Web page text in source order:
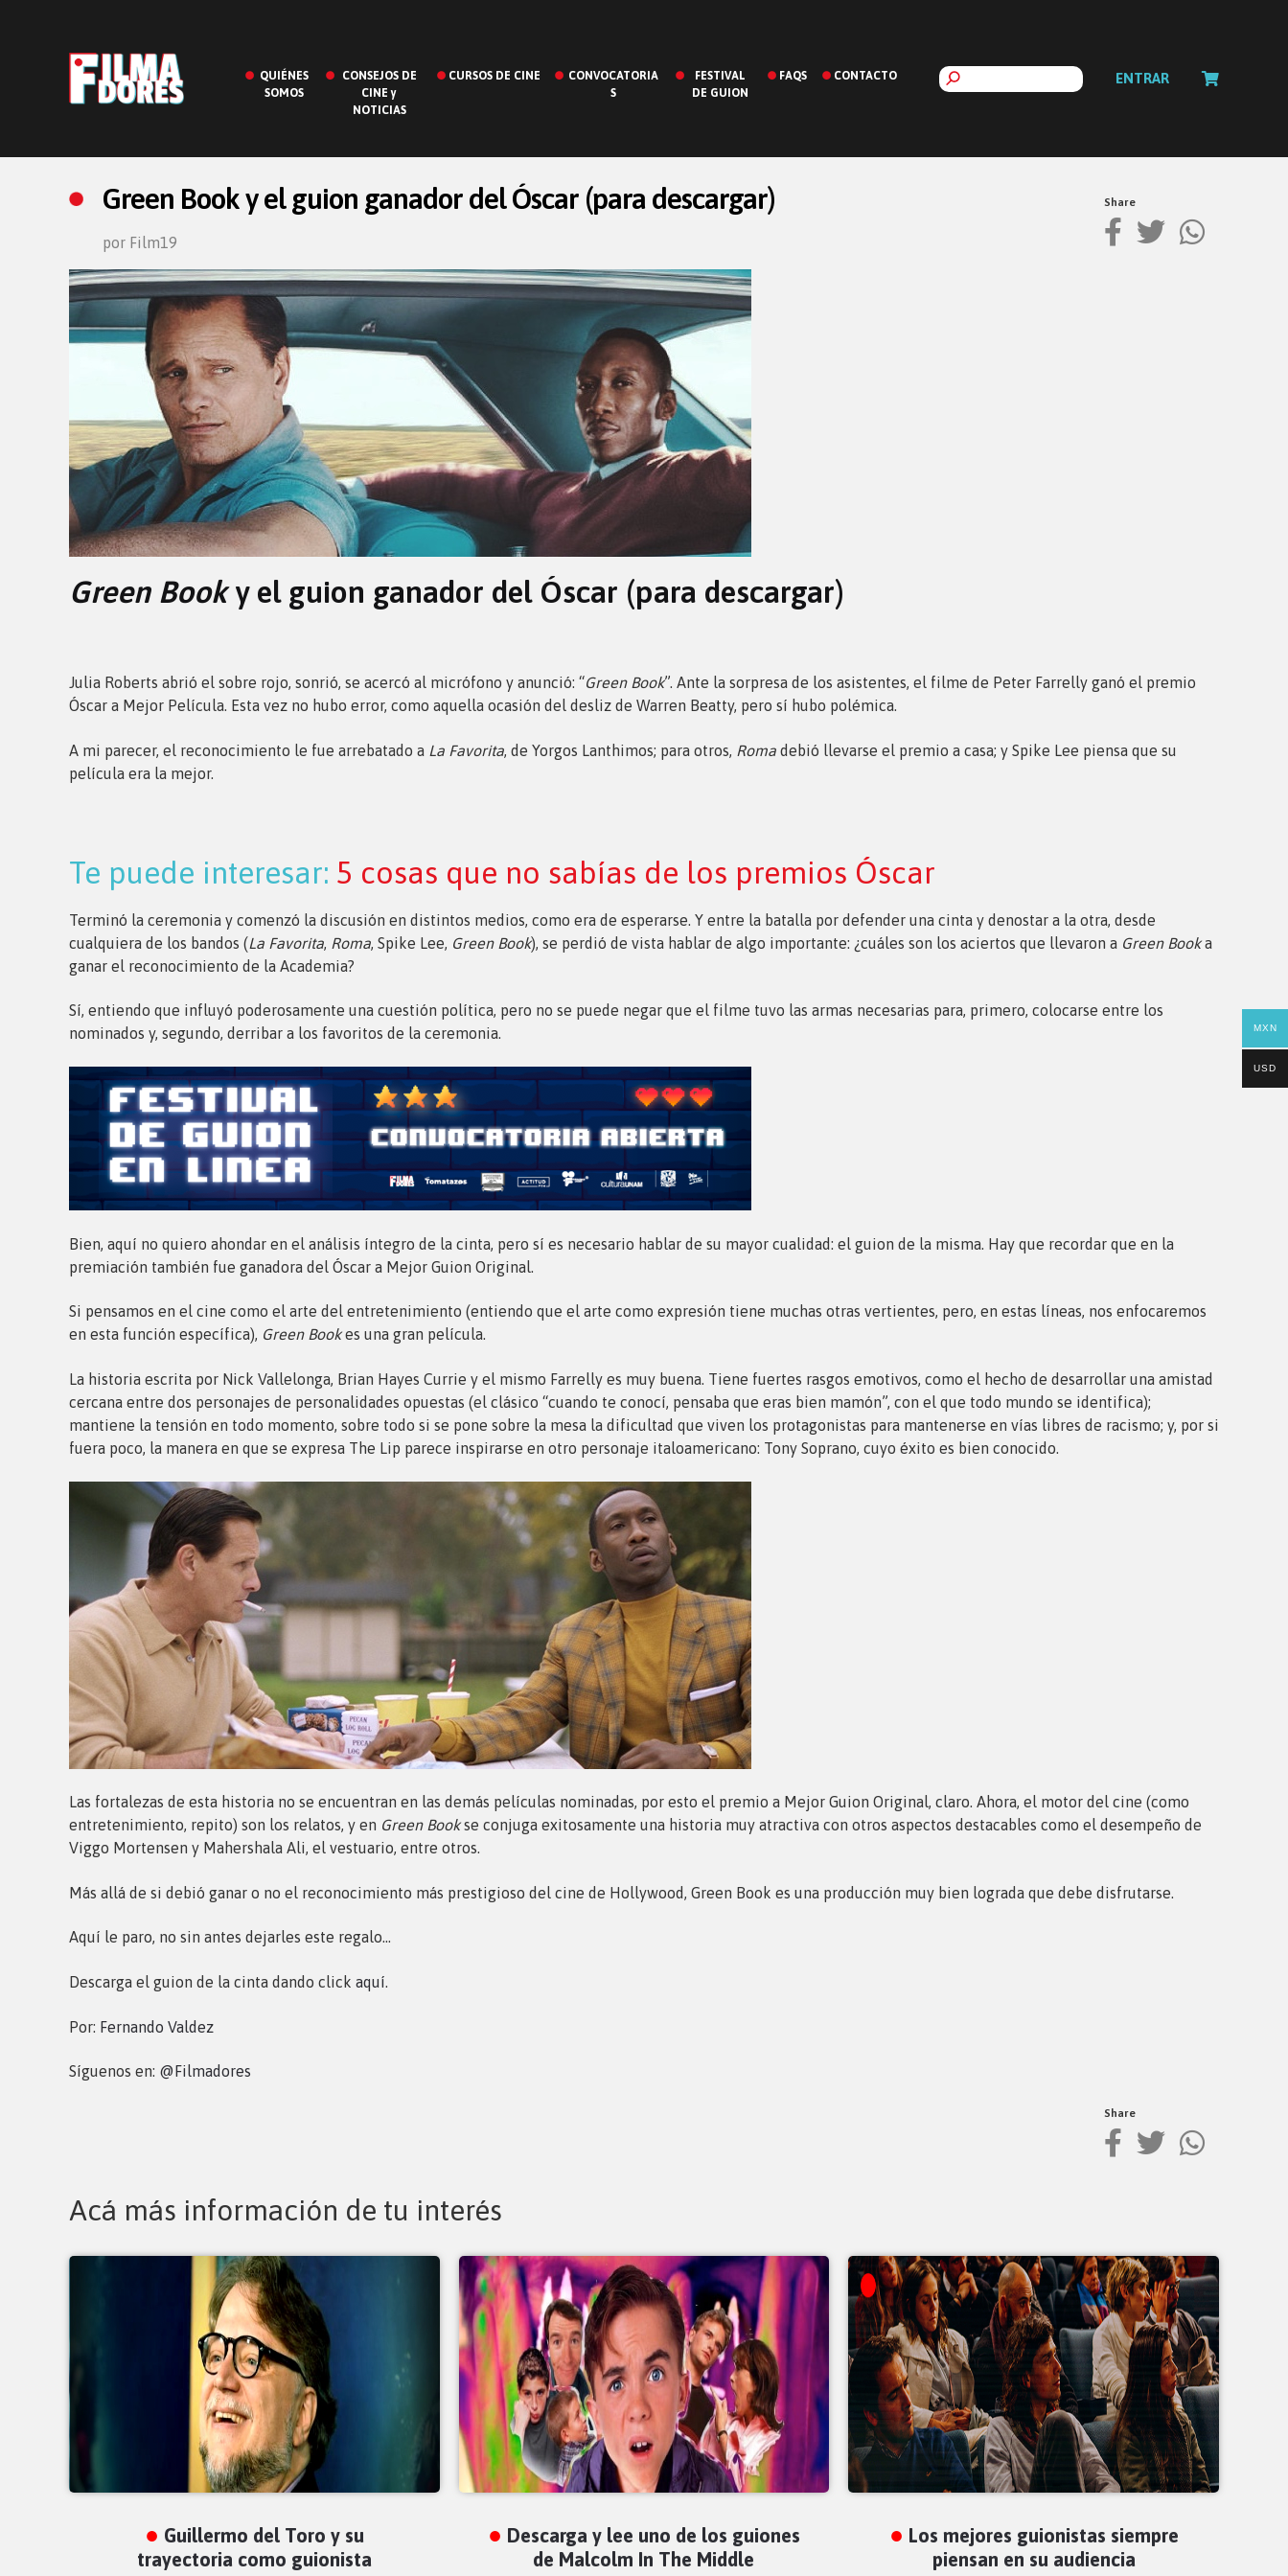
QUIÉNES
SOMOS
CONSEJOS DE
CINE y
NOTICIAS
CURSOS DE CINE
CONVOCATORIA
S
FESTIVAL
DE GUION
FAQS CONTACTO ENTRAR
Green Book y el guion ganador del Óscar (para descargar)
por Film19
Share
Green Booky el guion ganador del Óscar (para descargar)
Julia Roberts abrió el sobre rojo, sonrió, se acercó al micrófono y anunció: “Green Book”. Ante la sorpresa de los asistentes, el filme de Peter Farrelly ganó el premio
Óscar a Mejor Película. Esta vez no hubo error, como aquella ocasión del desliz de Warren Beatty, pero sí hubo polémica.
A mi parecer, el reconocimiento le fue arrebatado a La Favorita, de Yorgos Lanthimos; para otros, Roma debió llevarse el premio a casa; y Spike Lee piensa que su
película era la mejor.
Te puede interesar: 5 cosas que no sabías de los premios Óscar
Terminó la ceremonia y comenzó la discusión en distintos medios, como era de esperarse. Y entre la batalla por defender una cinta y denostar a la otra, desde
cualquiera de los bandos (La Favorita, Roma, Spike Lee, Green Book), se perdió de vista hablar de algo importante: ¿cuáles son los aciertos que llevaron a Green Booka
ganar el reconocimiento de la Academia?
Sí, entiendo que influyó poderosamente una cuestión política, pero no se puede negar que el filme tuvo las armas necesarias para, primero, colocarse entre los
nominados y, segundo, derribar a los favoritos de la ceremonia.
Bien, aquí no quiero ahondar en el análisis íntegro de la cinta, pero sí es necesario hablar de su mayor cualidad: el guion de la misma. Hay que recordar que en la
premiación también fue ganadora del Óscar a Mejor Guion Original.
Si pensamos en el cine como el arte del entretenimiento (entiendo que el arte como expresión tiene muchas otras vertientes, pero, en estas líneas, nos enfocaremos
en esta función específica), Green Bookes una gran película.
La historia escrita por Nick Vallelonga, Brian Hayes Currie y el mismo Farrelly es muy buena. Tiene fuertes rasgos emotivos, como el hecho de desarrollar una amistad
cercana entre dos personajes de personalidades opuestas (el clásico “cuando te conocí, pensaba que eras bien mamón”, con el que todo mundo se identifica);
mantiene la tensión en todo momento, sobre todo si se pone sobre la mesa la dificultad que viven los protagonistas para mantenerse en vías libres de racismo; y, por si
fuera poco, la manera en que se expresa The Lip parece inspirarse en otro personaje italoamericano: Tony Soprano, cuyo éxito es bien conocido.
Las fortalezas de esta historia no se encuentran en las demás películas nominadas, por esto el premio a Mejor Guion Original, claro. Ahora, el motor del cine (como
entretenimiento, repito) son los relatos, y en Green Bookse conjuga exitosamente una historia muy atractiva con otros aspectos destacables como el desempeño de
Viggo Mortensen y Mahershala Ali, el vestuario, entre otros.
Más allá de si debió ganar o no el reconocimiento más prestigioso del cine de Hollywood, Green Book es una producción muy bien lograda que debe disfrutarse.
Aquí le paro, no sin antes dejarles este regalo…
Descarga el guion de la cinta dando click aquí.
Por: Fernando Valdez
Síguenos en: @Filmadores
Share
Acá más información de tu interés
Guillermo del Toro y su
trayectoria como guionista
Descarga y lee uno de los guiones
de Malcolm In The Middle
Los mejores guionistas siempre
piensan en su audiencia
MXN
USD